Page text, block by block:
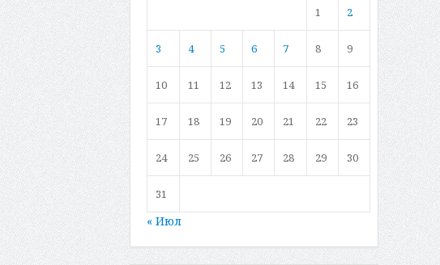
1 2
3 4 5 6 7 8 9
10 11 12 13 14 15 16
17 18 19 20 21 22 23
24 25 26 27 28 29 30
31
« Июл